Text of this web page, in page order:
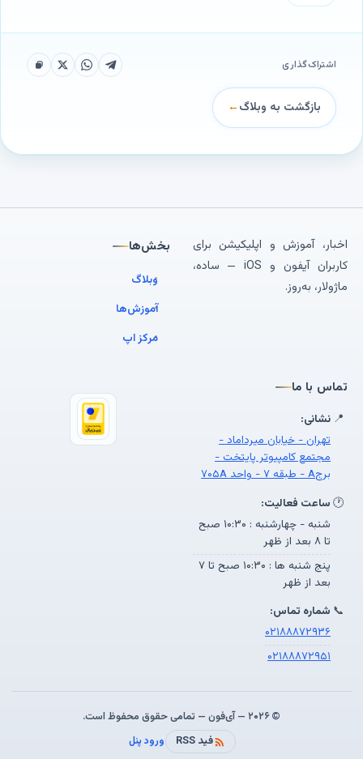
اشتراک‌گذاری
بازگشت به وبلاگ←
اخبار، آموزش و اپلیکیشن برای
کاربران آیفون و iOS — ساده،
ماژولار، به‌روز.
بخش‌ها
وبلاگ
آموزش‌ها
مرکز اپ
تماس با ما
📍 نشانی:
تهران - خیابان میرداماد -
مجتمع کامپیوتر پایتخت -
برجA - طبقه ۷ - واحد ۷۰۵A
🕐 ساعت فعالیت:
شنبه - چهارشنبه : ۱۰:۳۰ صبح
تا ۸ بعد از ظهر
پنج شنبه ها : ۱۰:۳۰ صبح تا ۷
بعد از ظهر
📞 شماره تماس:
۰۲۱۸۸۸۷۲۹۳۶
۰۲۱۸۸۸۷۲۹۵۱
© ۲۰۲۶ — آی‌فون — تمامی حقوق محفوظ است.
فید RSS
ورود پنل